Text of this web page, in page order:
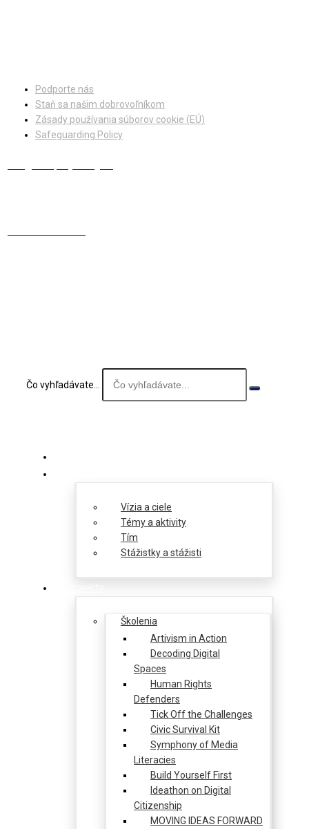
Podporte nás
Staň sa našim dobrovoľníkom
Zásady používania súborov cookie (EÚ)
Safeguarding Policy
Čo vyhľadávate...
Vízia a ciele
Témy a aktivity
Tím
Stážistky a stážisti
Školenia
Artivism in Action
Decoding Digital
Spaces
Human Rights
Defenders
Tick Off the Challenges
Civic Survival Kit
Symphony of Media
Literacies
Build Yourself First
Ideathon on Digital
Citizenship
MOVING IDEAS FORWARD